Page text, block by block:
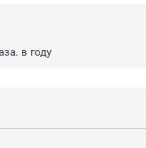
в году